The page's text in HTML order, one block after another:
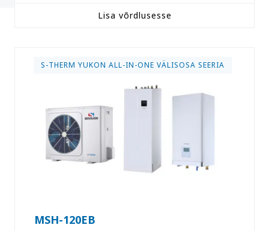
Lisa võrdlusesse
S-THERM YUKON ALL-IN-ONE VÄLISOSA SEERIA
MSH-120EB